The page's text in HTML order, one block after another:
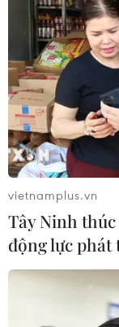
Futsal Việt
khó tin trước
06/08/2026 02:38
Toàn
Lan "thắng như
tuyển Việt Nam
Nhận
Thái Lan:
tiền tỷ, "Voi
vietnamplus.vn
Tây Ninh
động lực